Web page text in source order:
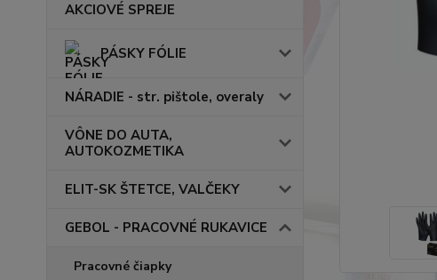
AKCIOVÉ SPREJE
PÁSKY FÓLIE
NÁRADIE - str. pištole, overaly
VÔNE DO AUTA,
AUTOKOZMETIKA
ELIT-SK ŠTETCE, VALČEKY
GEBOL - PRACOVNÉ RUKAVICE
Pracovné čiapky